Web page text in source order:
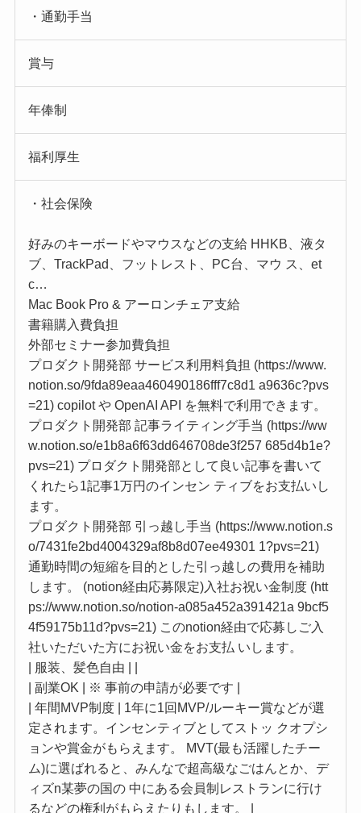
・通勤手当
賞与
年俸制
福利厚生
・社会保険
好みのキーボードやマウスなどの支給 HHKB、液タ
ブ、TrackPad、フットレスト、PC台、マウ ス、et
c…
Mac Book Pro & アーロンチェア支給
書籍購入費負担
外部セミナー参加費負担
プロダクト開発部 サービス利用料負担 (https://www.
notion.so/9fda89eaa460490186fff7c8d1 a9636c?pvs
=21) copilot や OpenAI API を無料で利用できます。
プロダクト開発部 記事ライティング手当 (https://ww
w.notion.so/e1b8a6f63dd646708de3f257 685d4b1e?
pvs=21) プロダクト開発部として良い記事を書いて
くれたら1記事1万円のインセン ティブをお支払いし
ます。
プロダクト開発部 引っ越し手当 (https://www.notion.s
o/7431fe2bd4004329af8b8d07ee49301 1?pvs=21)
通勤時間の短縮を目的とした引っ越しの費用を補助
します。 (notion経由応募限定)入社お祝い金制度 (htt
ps://www.notion.so/notion-a085a452a391421a 9bcf5
4f59175b11d?pvs=21) このnotion経由で応募しご入
社いただいた方にお祝い金をお支払 いします。
| 服装、髪色自由 | |
| 副業OK | ※ 事前の申請が必要です |
| 年間MVP制度 | 1年に1回MVP/ルーキー賞などが選
定されます。インセンティブとしてストッ クオプシ
ョンや賞金がもらえます。 MVT(最も活躍したチー
ム)に選ばれると、みんなで超高級なごはんとか、デ
ィズn某夢の国の 中にある会員制レストランに行け
るなどの権利がもらえたりもします。 |